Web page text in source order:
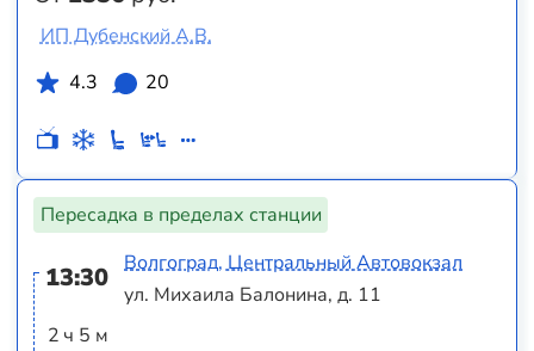
ИП Дубенский А.В.
4.3
20
Пересадка в пределах станции
13:30
2 ч 5 м
Волгоград, Центральный Автовокзал
ул. Михаила Балонина, д. 11